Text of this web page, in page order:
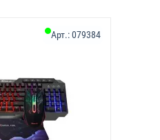
Арт.:079384